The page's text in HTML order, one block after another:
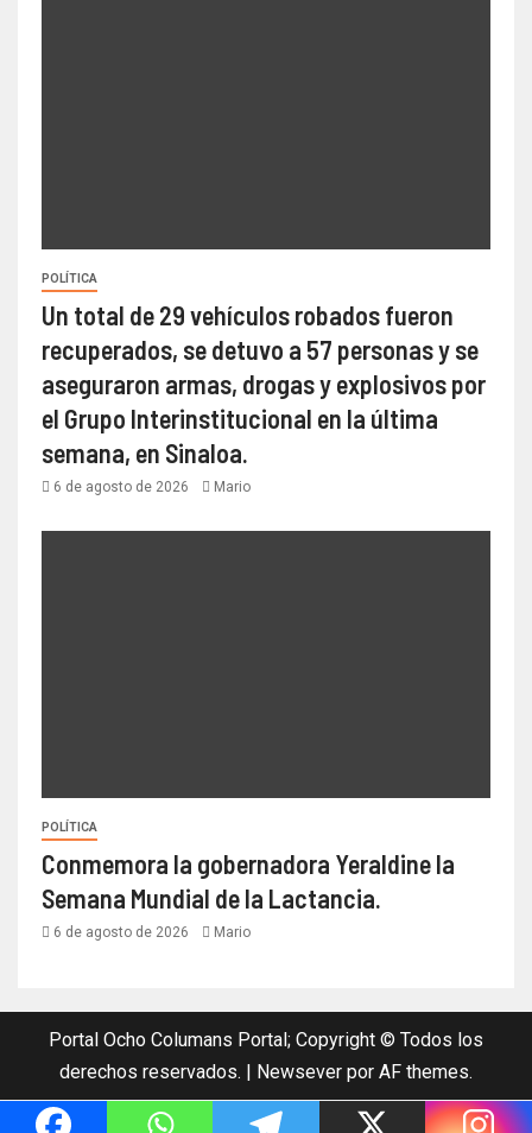
POLÍTICA
Un total de 29 vehículos robados fueron
recuperados, se detuvo a 57 personas y se
aseguraron armas, drogas y explosivos por
el Grupo Interinstitucional en la última
semana, en Sinaloa.
6 de agosto de 2026 Mario
POLÍTICA
Conmemora la gobernadora Yeraldine la
Semana Mundial de la Lactancia.
6 de agosto de 2026 Mario
Portal Ocho Columans Portal; Copyright © Todos los
derechos reservados.
Newsever por AF themes.